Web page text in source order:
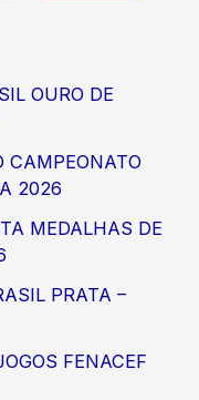
OURO DE
CAMPEONATO
2026
MEDALHAS DE
PRATA –
FENACEF